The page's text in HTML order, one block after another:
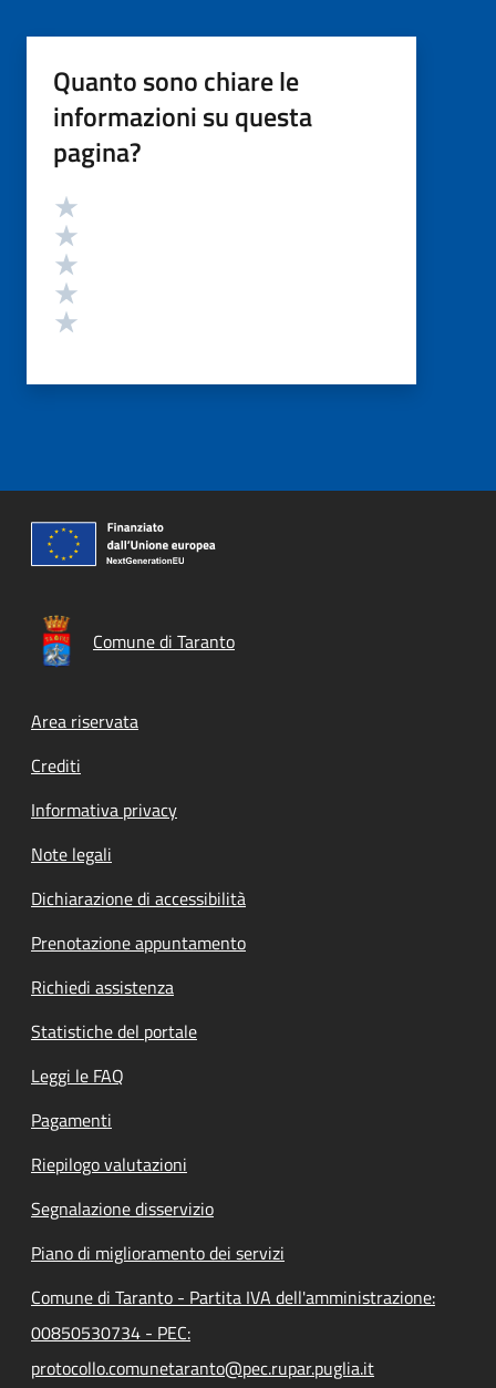
Quanto sono chiare le
informazioni su questa
pagina?
Valutazione
Comune di Taranto
Footer menu
Area riservata
Crediti
Informativa privacy
Note legali
Dichiarazione di accessibilità
Prenotazione appuntamento
Richiedi assistenza
Statistiche del portale
Leggi le FAQ
Pagamenti
Riepilogo valutazioni
Segnalazione disservizio
Piano di miglioramento dei servizi
Comune di Taranto - Partita IVA dell'amministrazione:
00850530734 - PEC:
protocollo.comunetaranto@pec.rupar.puglia.it